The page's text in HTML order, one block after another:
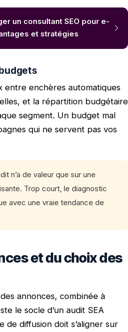
un consultant SEO pour e-
et stratégies
entre enchères automatiques
et la répartition budgétaire
segment. Un budget mal
qui ne servent pas vos
n’a de valeur que sur une
Trop court, le diagnostic
avec une vraie tendance de
et du choix des
annonces, combinée à
le socle d’un audit SEA
de diffusion doit s’aligner sur